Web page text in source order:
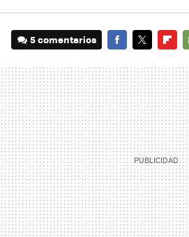
5 comentarios